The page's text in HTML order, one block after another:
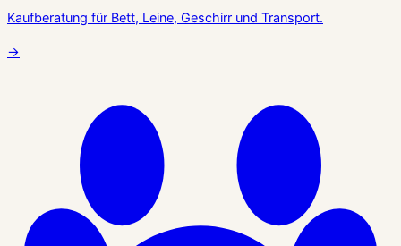
Kaufberatung für Bett, Leine, Geschirr und Transport.
→